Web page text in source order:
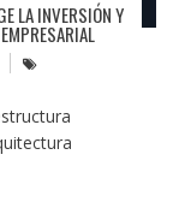
LA INVERSIÓN Y